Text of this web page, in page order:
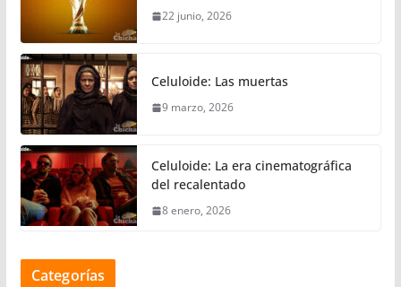
22 junio, 2026
Celuloide: Las muertas
9 marzo, 2026
Celuloide: La era cinematográfica
del recalentado
8 enero, 2026
Categorías